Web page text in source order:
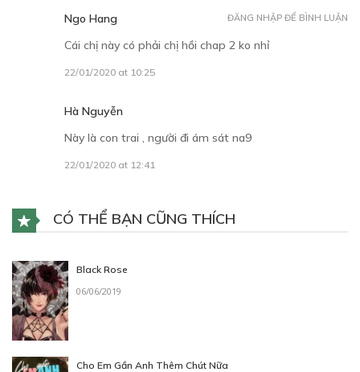
Ngo Hang
Cái chị này có phải chị hồi chap 2 ko nhỉ
22/01/2020 at 10:25
ĐĂNG NHẬP ĐỂ BÌNH LUẬN
Hà Nguyễn
Này là con trai , người đi ám sát na9
22/01/2020 at 12:41
CÓ THỂ BẠN CŨNG THÍCH
Black Rose
06/06/2019
Cho Em Gần Anh Thêm Chút Nữa